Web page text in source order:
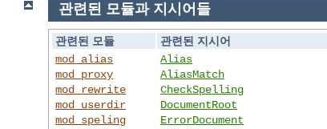
관련된 모듈과 지시어들
관련된 모듈
관련된 지시어
mod_alias
mod_proxy
mod_rewrite
mod_userdir
mod_speling
Alias
AliasMatch
CheckSpelling
DocumentRoot
ErrorDocument